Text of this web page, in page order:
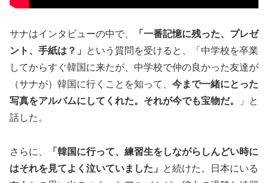
サナはインタビューの中で、
「一番記憶に残った、プレゼ
ント、手紙は？」
という質問を受けると、「中学校を卒業
してからすぐ韓国に来たが、中学校で仲の良かった友達が
（サナが）韓国に行くことを知って、 今まで一緒にとった
写真をアルバムにしてくれた。それが今でも宝物だ。
」と
話した。
さらに、
「韓国に行って、練習生をしながらしんどい時に
はそれを見てよく泣いていました」
と続けた。日本にいる